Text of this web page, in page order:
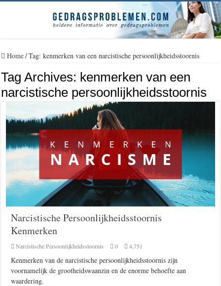
Home/Tag:kenmerken van een narcistische persoonlijkheidsstoornis
Tag Archives: kenmerken van een
narcistische persoonlijkheidsstoornis
Narcistische Persoonlijkheidsstoornis
Kenmerken
Narcistische Persoonlijkheidsstoornis 0 4,751
Kenmerken van de narcistische persoonlijkheidsstoornis zijn
voornamelijk de grootheidswaanzin en de enorme behoefte aan
waardering.